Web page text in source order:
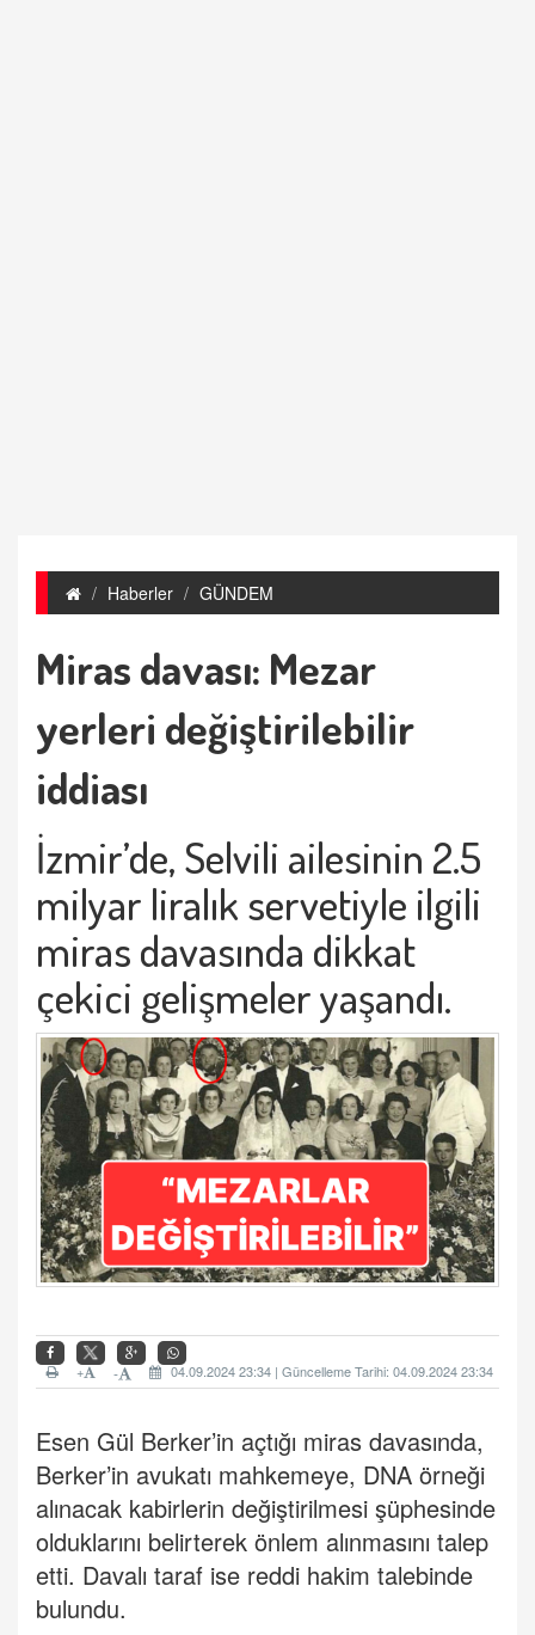
Haberler GÜNDEM
Miras davası: Mezar
yerleri değiştirilebilir
iddiası
İzmir’de, Selvili ailesinin 2.5
milyar liralık servetiyle ilgili
miras davasında dikkat
çekici gelişmeler yaşandı.
04.09.2024 23:34 | Güncelleme Tarihi: 04.09.2024 23:34
-
+
Esen Gül Berker’in açtığı miras davasında,
Berker’in avukatı mahkemeye, DNA örneği
alınacak kabirlerin değiştirilmesi şüphesinde
olduklarını belirterek önlem alınmasını talep
etti. Davalı taraf ise reddi hakim talebinde
bulundu.